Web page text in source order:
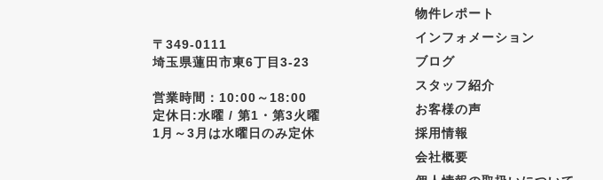
〒349-0111
埼玉県蓮田市東6丁目3-23
営業時間：10:00～18:00
定休日:水曜 / 第1・第3火曜
1月～3月は水曜日のみ定休
物件レポート
インフォメーション
ブログ
スタッフ紹介
お客様の声
採用情報
会社概要